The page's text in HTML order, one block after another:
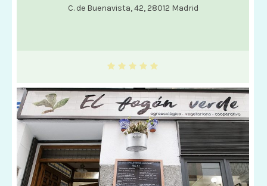
C. de Buenavista, 42, 28012 Madrid